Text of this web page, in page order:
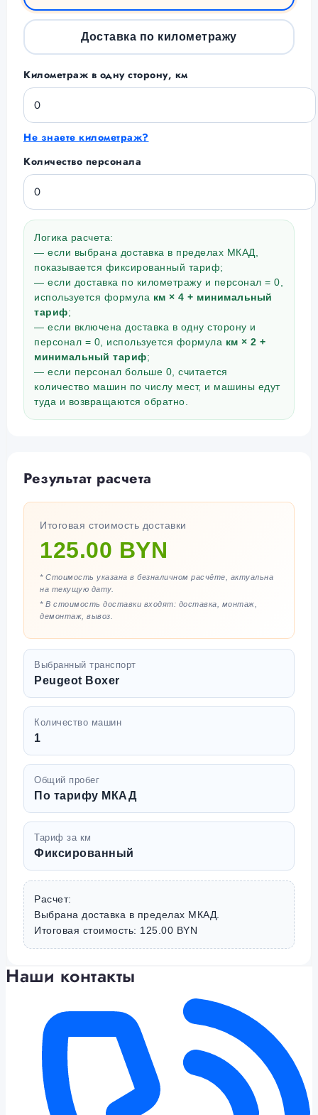
Доставка по километражу
Километраж в одну сторону, км
Не знаете километраж?
Количество персонала
Логика расчета:
— если выбрана доставка в пределах МКАД,
показывается фиксированный тариф;
— если доставка по километражу и персонал = 0,
используется формула км × 4 + минимальный
тариф;
— если включена доставка в одну сторону и
персонал = 0, используется формула км × 2 +
минимальный тариф;
— если персонал больше 0, считается
количество машин по числу мест, и машины едут
туда и возвращаются обратно.
Результат расчета
Итоговая стоимость доставки
125.00 BYN
* Стоимость указана в безналичном расчёте, актуальна
на текущую дату.
* В стоимость доставки входят: доставка, монтаж,
демонтаж, вывоз.
Выбранный транспорт
Peugeot Boxer
Количество машин
1
Общий пробег
По тарифу МКАД
Тариф за км
Фиксированный
Расчет:
Выбрана доставка в пределах МКАД.
Итоговая стоимость: 125.00 BYN
Наши контакты